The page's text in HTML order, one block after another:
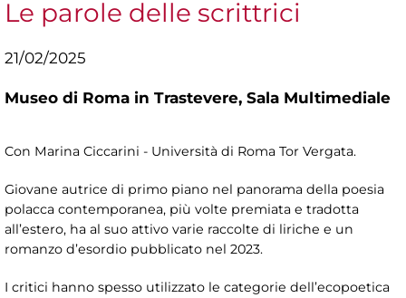
Le parole delle scrittrici
21/02/2025
Museo di Roma in Trastevere, Sala Multimediale
Con Marina Ciccarini - Università di Roma Tor Vergata.
Giovane autrice di primo piano nel panorama della poesia
polacca contemporanea, più volte premiata e tradotta
all’estero, ha al suo attivo varie raccolte di liriche e un
romanzo d’esordio pubblicato nel 2023.
I critici hanno spesso utilizzato le categorie dell’ecopoetica